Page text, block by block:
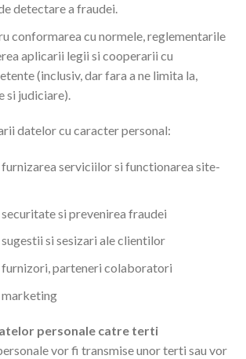
detectare a fraudei.
conformarea cu normele, reglementarile
aplicarii legii si cooperarii cu
(inclusiv, dar fara a ne limita la,
judiciare).
datelor cu caracter personal:
serviciilor si functionarea site-
si prevenirea fraudei
si sesizari ale clientilor
furnizori, parteneri colaboratori
marketing
personale catre terti
vor fi transmise unor terti sau vor